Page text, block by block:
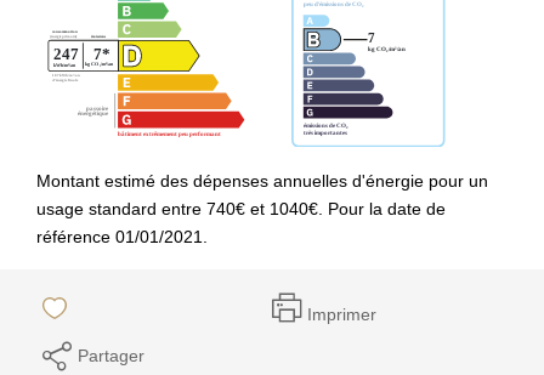
Montant estimé des dépenses annuelles d'énergie pour un
usage standard entre 740€ et 1040€. Pour la date de
référence 01/01/2021.
Imprimer
Partager